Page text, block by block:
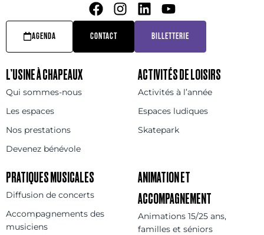
AGENDA CONTACT BILLETTERIE
L’USINE À CHAPEAUX
Qui sommes-nous
Les espaces
Nos prestations
Devenez bénévole
ACTIVITÉS DE LOISIRS
Activités à l’année
Espaces ludiques
Skatepark
PRATIQUES MUSICALES
Diffusion de concerts
Accompagnements des
musiciens
ANIMATION ET
ACCOMPAGNEMENT
Animations 15/25 ans,
familles et séniors